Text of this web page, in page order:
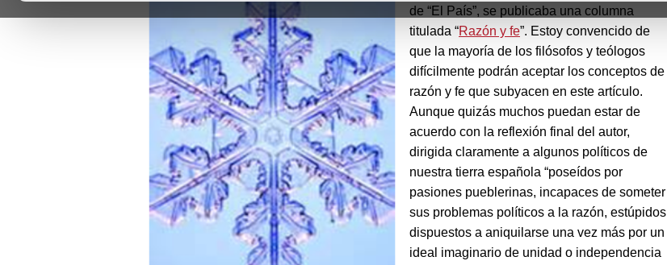
de “El País”, se publicaba una columna
titulada “Razón y fe”. Estoy convencido de
que la mayoría de los filósofos y teólogos
difícilmente podrán aceptar los conceptos de
razón y fe que subyacen en este artículo.
Aunque quizás muchos puedan estar de
acuerdo con la reflexión final del autor,
dirigida claramente a algunos políticos de
nuestra tierra española “poseídos por
pasiones pueblerinas, incapaces de someter
sus problemas políticos a la razón, estúpidos
dispuestos a aniquilarse una vez más por un
ideal imaginario de unidad o independencia